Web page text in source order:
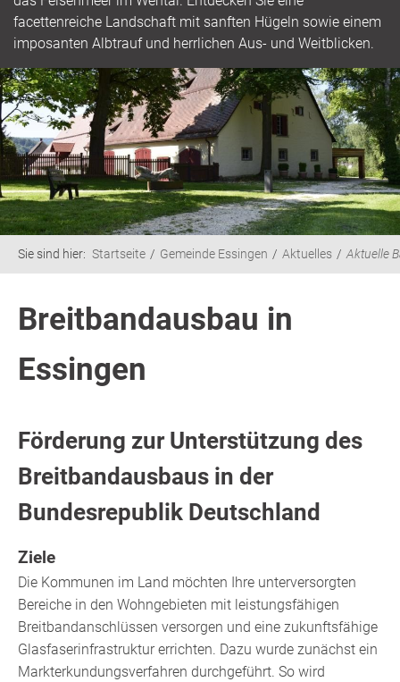
facettenreiche Landschaft mit sanften Hügeln sowie einem
imposanten Albtrauf und herrlichen Aus- und Weitblicken.
Sie sind hier: Startseite Gemeinde Essingen Aktuelles Aktuelle
Breitbandausbau in
Essingen
Förderung zur Unterstützung des
Breitbandausbaus in der
Bundesrepublik Deutschland
Ziele
Die Kommunen im Land möchten Ihre unterversorgten
Bereiche in den Wohngebieten mit leistungsfähigen
Breitbandanschlüssen versorgen und eine zukunftsfähige
Glasfaserinfrastruktur errichten. Dazu wurde zunächst ein
Markterkundungsverfahren durchgeführt. So wird